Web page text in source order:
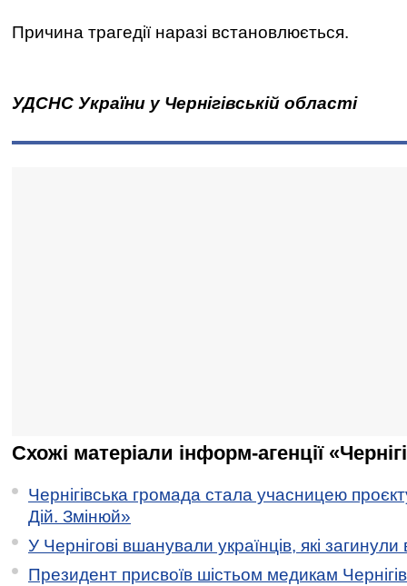
Причина трагедії наразі встановлюється.
УДСНС України у Чернігівській області
Схожі матеріали інформ-агенції
Чернігівська громада стала учасницею
Дій. Змінюй»
У Чернігові вшанували українців, які загинули
Президент присвоїв шістьом медикам